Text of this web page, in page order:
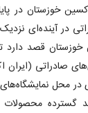
خوزستان در
در آینده‌ای
قصد دارد
در محل نمایشگاه‌های
محصولات و